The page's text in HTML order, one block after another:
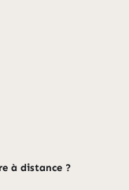
à distance ?